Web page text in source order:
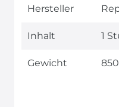
Hersteller
Inhalt 1
Gewicht